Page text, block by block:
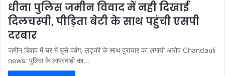
धीना पुलिस जमीन विवाद में नही दिखाई
दिलचस्पी, पीड़िता बेटी के साथ पहुंची एसपी
दरबार
जमीन विवाद में घर में घुसे दबंग, लड़की के साथ दुराचार का लगायी आरोप Chandauli
news: पुलिस के लापरवाही का…